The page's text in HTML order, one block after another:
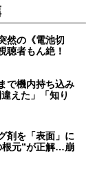
然の《電池切
者もん絶！
で機内持ち込み
えた」「知り
剤を「表面」に
元”が正解…崩